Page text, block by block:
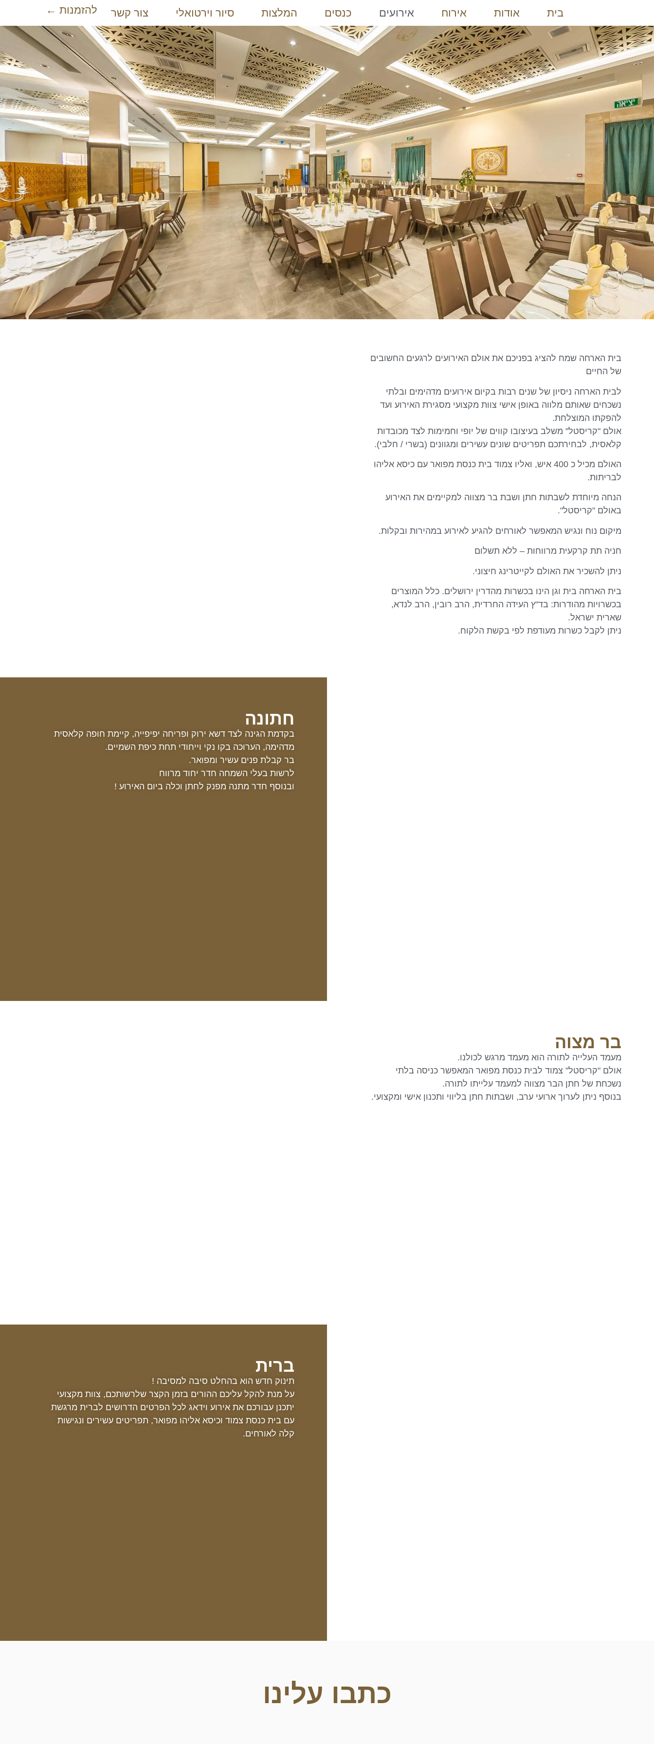
בית אודות אירוח אירועים כנסים המלצות סיור וירטואלי צור קשר להזמנות ←
בית הארחה שמח להציג בפניכם את אולם האירועים לרגעים החשובים
של החיים
לבית הארחה ניסיון של שנים רבות בקיום אירועים מדהימים ובלתי
נשכחים שאותם מלווה באופן אישי צוות מקצועי מסגירת האירוע ועד
להפקתו המוצלחת.
אולם "קריסטל" משלב בעיצובו קווים של יופי וחמימות לצד מכובדות
קלאסית, לבחירתכם תפריטים שונים עשירים ומגוונים (בשרי / חלבי).
האולם מכיל כ 400 איש, ואליו צמוד בית כנסת מפואר עם כיסא אליהו
לבריתות.
הנחה מיוחדת לשבתות חתן ושבת בר מצווה למקיימים את האירוע
באולם "קריסטל".
מיקום נוח ונגיש המאפשר לאורחים להגיע לאירוע במהירות ובקלות.
חניה תת קרקעית מרווחות – ללא תשלום
ניתן להשכיר את האולם לקייטרינג חיצוני.
בית הארחה בית וגן הינו בכשרות מהדרין ירושלים. כלל המוצרים
בכשרויות מהודרות: בד"ץ העידה החרדית, הרב רובין, הרב לנדא,
שארית ישראל.
ניתן לקבל כשרות מעודפת לפי בקשת הלקוח.
חתונה
בקדמת הגינה לצד דשא ירוק ופריחה יפיפייה, קיימת חופה קלאסית
מדהימה, הערוכה בקו נקי וייחודי תחת כיפת השמיים.
בר קבלת פנים עשיר ומפואר.
לרשות בעלי השמחה חדר יחוד מרווח
ובנוסף חדר מתנה מפנק לחתן וכלה ביום האירוע !
בר מצוה
מעמד העלייה לתורה הוא מעמד מרגש לכולנו.
אולם "קריסטל" צמוד לבית כנסת מפואר המאפשר כניסה בלתי
נשכחת של חתן הבר מצווה למעמד עלייתו לתורה.
בנוסף ניתן לערוך ארועי ערב, ושבתות חתן בליווי ותכנון אישי ומקצועי.
ברית
תינוק חדש הוא בהחלט סיבה למסיבה !
על מנת להקל עליכם ההורים בזמן הקצר שלרשותכם, צוות מקצועי
יתכנן עבורכם את אירוע וידאג לכל הפרטים הדרושים לברית מרגשת
עם בית כנסת צמוד וכיסא אליהו מפואר, תפריטים עשירים ונגישות
קלה לאורחים.
כתבו עלינו